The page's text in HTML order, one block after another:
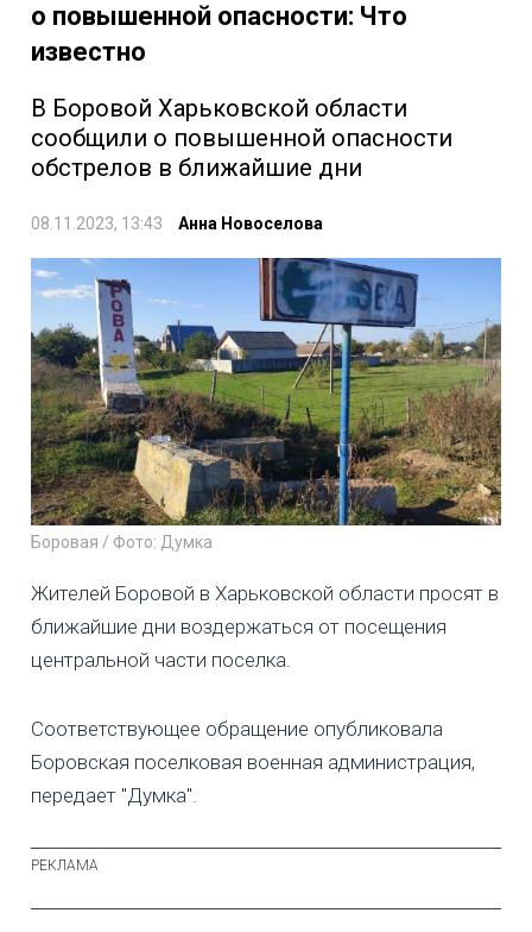
о повышенной опасности: Что
известно
В Боровой Харьковской области
сообщили о повышенной опасности
обстрелов в ближайшие дни
08.11.2023, 13:43 Анна Новоселова
Боровая / Фото: Думка
Жителей Боровой в Харьковской области просят в
ближайшие дни воздержаться от посещения
центральной части поселка.
Соответствующее обращение опубликовала
Боровская поселковая военная администрация,
передает "Думка".